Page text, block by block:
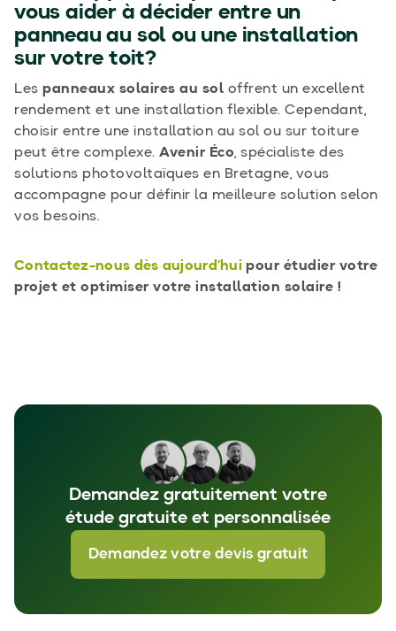
vous aider à décider entre un
panneau au sol ou une installation
sur votre toit?
Les panneaux solaires au sol offrent un excellent
rendement et une installation flexible. Cependant,
choisir entre une installation au sol ou sur toiture
peut être complexe. Avenir Éco, spécialiste des
solutions photovoltaïques en Bretagne, vous
accompagne pour définir la meilleure solution selon
vos besoins.
Contactez-nous dès aujourd’huipour étudier votre
projet et optimiser votre installation solaire !
Demandez gratuitement votre
étude gratuite et personnalisée
Demandez votre devis gratuit